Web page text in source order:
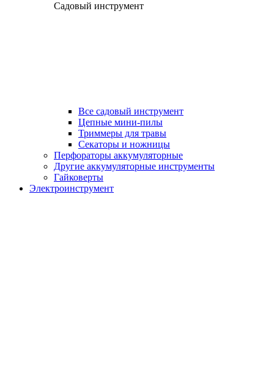
Садовый инструмент
Все садовый инструмент
Цепные мини-пилы
Триммеры для травы
Секаторы и ножницы
Перфораторы аккумуляторные
Другие аккумуляторные инструменты
Гайковерты
Электроинструмент